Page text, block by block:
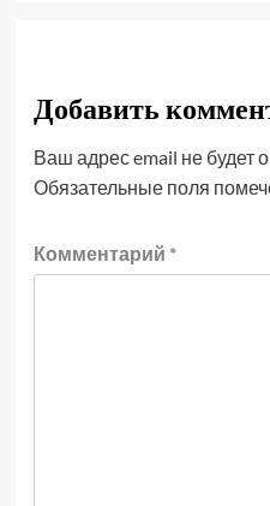
Добавить
Ваш адрес email не будет
Обязательные поля
Комментарий *